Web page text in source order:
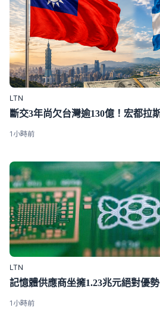
LTN
1小時前
LTN
1小時前